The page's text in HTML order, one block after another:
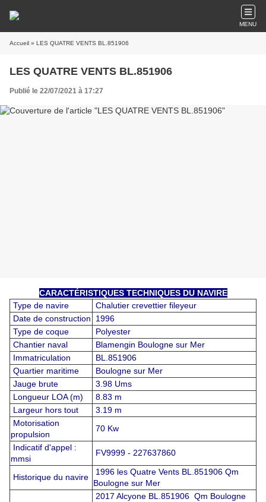
MENU
Accueil » LES QUATRE VENTS BL.851906
LES QUATRE VENTS BL.851906
Publié le 22/07/2021 à 17:27
CARACTÉRISTIQUES TECHNIQUES DU NAVIRE
Type de navire
Chalutier crevettier fileyeur
Date de construction
1996
Type de coque
Polyester
Chantier naval
Blamengin Boulogne sur Mer
Immatriculation
BL.851906
Quartier maritime
Boulogne sur Mer
Jauge brute
3.98 Ums
Longueur LOA (m)
8.83 m
Largeur hors tout
3.19 m
Motorisation
propulsion
70 Kw
Indicatif d'appel :
mmsi
FV9999 - 227637860
Historique du navire
1996 les Quatre Vents BL.851906 Qm
Boulogne sur Mer
2017 Alcyone BL.851906 Qm Boulogne